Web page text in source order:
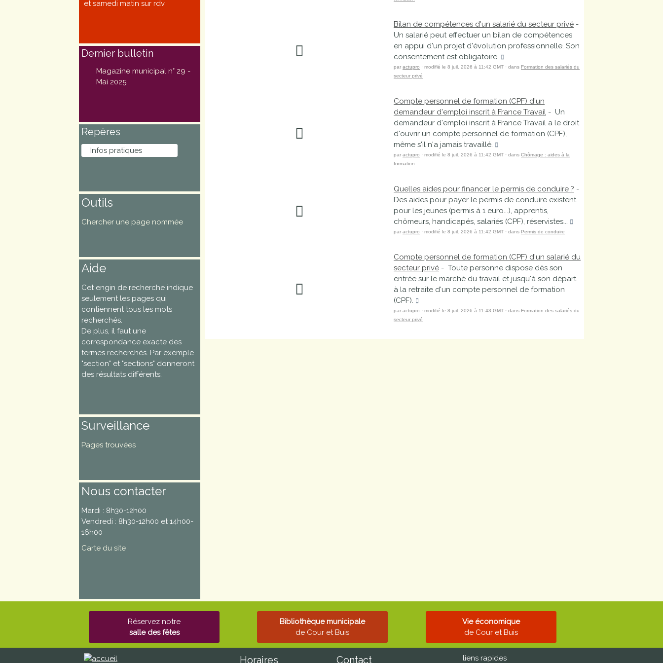
Réglementation
Démarches
Rhône
Médiathèque
Établissements
Cour et
Buis
Visiter,
découvrir
s'amuser
Bilan de compétences d'un salarié du secteur privé -
Un salarié peut effectuer un bilan de compétences
en appui d'un projet d'évolution professionnelle. Son
consentement est obligatoire.
par actupro · modifié le 8 juil. 2026 à 11:42 GMT · dans Formation des salariés du
secteur privé
Compte personnel de formation (CPF) d'un
demandeur d'emploi inscrit à France Travail - Un
demandeur d'emploi inscrit à France Travail a le droit
d'ouvrir un compte personnel de formation (CPF),
même s'il n'a jamais travaillé.
par actupro · modifié le 8 juil. 2026 à 11:42 GMT · dans Chômage : aides à la
formation
Quelles aides pour financer le permis de conduire ? -
Des aides pour payer le permis de conduire existent
pour les jeunes (permis à 1 euro...), apprentis,
chômeurs, handicapés, salariés (CPF), réservistes...
par actupro · modifié le 8 juil. 2026 à 11:42 GMT · dans Permis de conduire
Compte personnel de formation (CPF) d'un salarié du
secteur privé - Toute personne dispose dès son
entrée sur le marché du travail et jusqu'à son départ
à la retraite d'un compte personnel de formation
(CPF).
par actupro · modifié le 8 juil. 2026 à 11:43 GMT · dans Formation des salariés du
secteur privé
et samedi matin sur rdv
Dernier bulletin
Magazine municipal n° 29 -
Mai 2025
Repères
Infos pratiques
Outils
Chercher une page nommée
Aide
Cet engin de recherche indique
seulement les pages qui
contiennent tous les mots
recherchés.
De plus, il faut une
correspondance exacte des
termes recherchés. Par exemple
"section" et "sections" donneront
des résultats différents.
Surveillance
Pages trouvées
Nous contacter
Mardi : 8h30-12h00
Vendredi : 8h30-12h00 et 14h00-
16h00
Carte du site
Réservez notre
salle des fêtes
Bibliothèque municipale
de Cour et Buis
Vie économique
de Cour et Buis
Horaires Contact liens rapides